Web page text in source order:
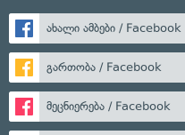
ახალი ამბები / Facebook
გართობა / Facebook
მეცნიერება / Facebook